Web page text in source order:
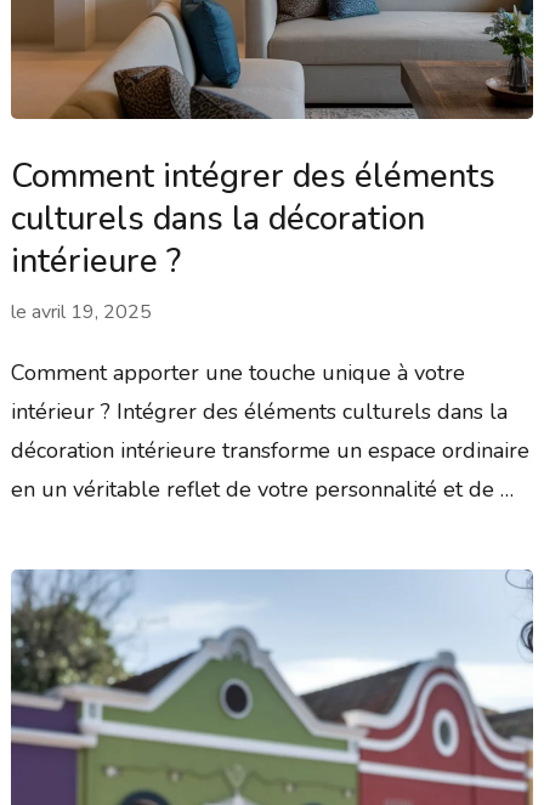
Comment intégrer des éléments
culturels dans la décoration
intérieure ?
le avril 19, 2025
Comment apporter une touche unique à votre
intérieur ? Intégrer des éléments culturels dans la
décoration intérieure transforme un espace ordinaire
en un véritable reflet de votre personnalité et de …